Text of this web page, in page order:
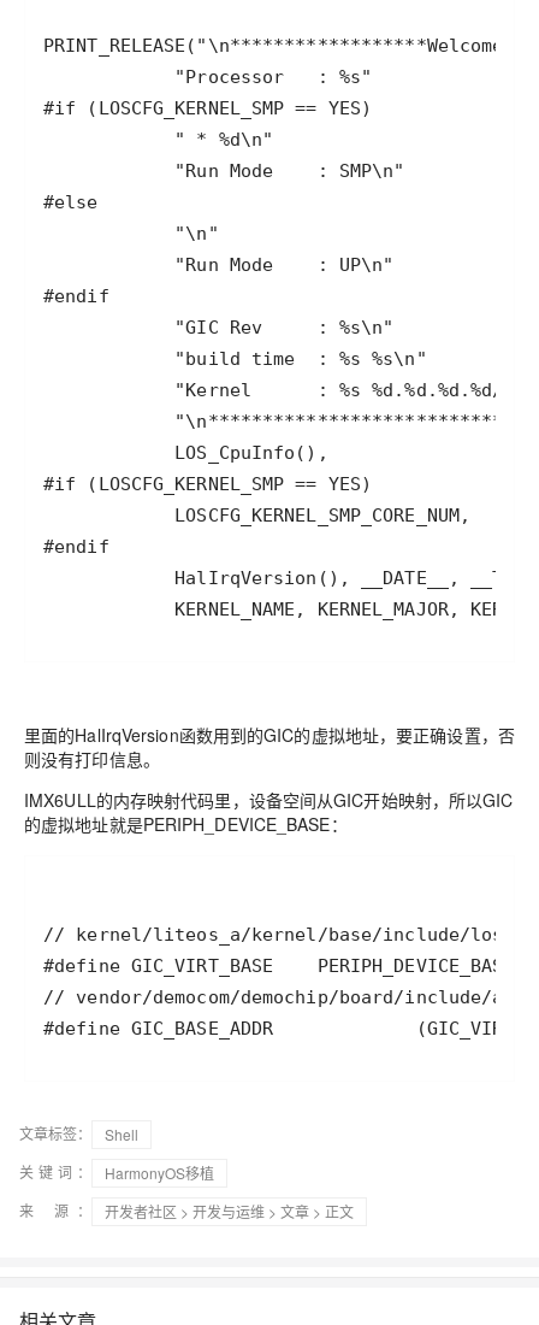
KERNEL_NAME, KERNEL_MAJOR,
里面的HalIrqVersion函数用到的GIC的虚拟地址，要正确设置，否
则没有打印信息。
IMX6ULL的内存映射代码里，设备空间从GIC开始映射，所以GIC
的虚拟地址就是PERIPH_DEVICE_BASE：
#define GIC_BASE_ADDR
文章标签：
Shell
关键词：
HarmonyOS移植
来 源：
开发者社区 > 开发与运维 > 文章 > 正文